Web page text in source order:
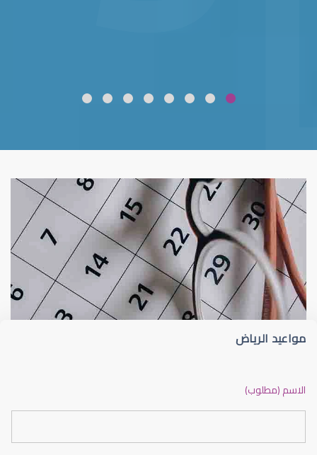
قلوبال لرعاية العين ضعف نظر
مواعيد الرياض
الاسم (مطلوب)